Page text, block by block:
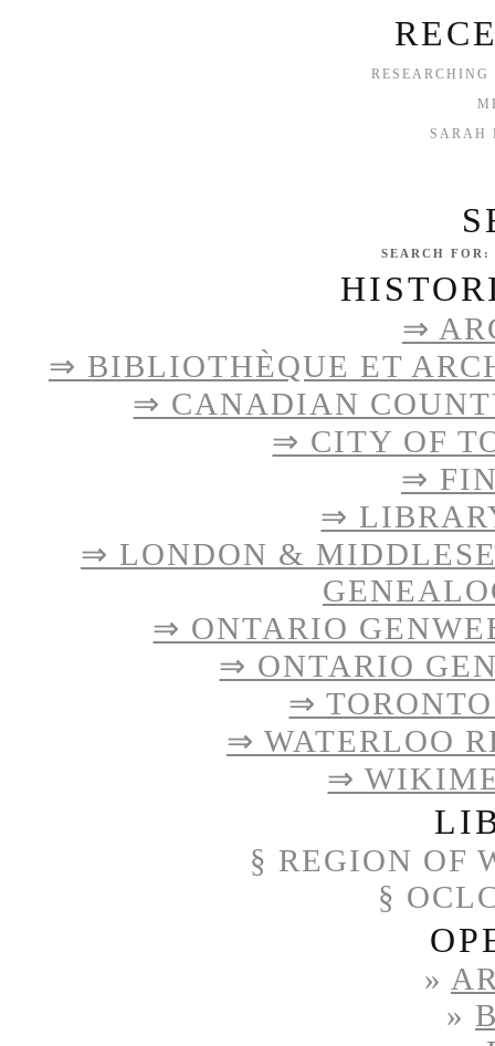
SARAH
SEARCH FOR:
⇒
⇒ BIBLIOTHÈQUE ET
⇒ CANADIAN
⇒ CITY OF
⇒
⇒
⇒ LONDON &
⇒ ONTARIO
⇒ ONTARIO
⇒
⇒ WATERLOO
⇒
§ REGION OF
§
»
»